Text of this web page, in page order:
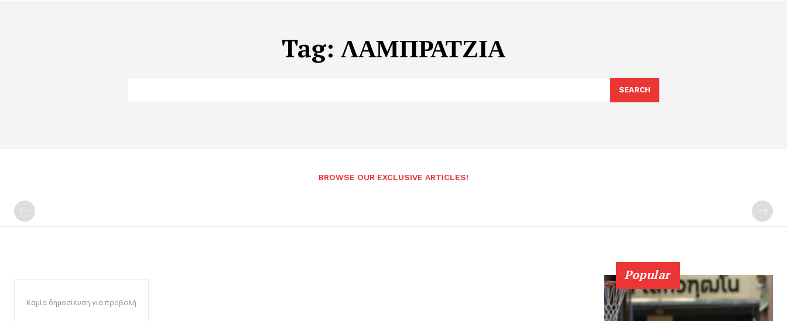
Tag: ΛΑΜΠΡΑΤΖΙΑ
SEARCH
BROWSE OUR EXCLUSIVE ARTICLES!
Καμία δημοσίευση για προβολή
Popular